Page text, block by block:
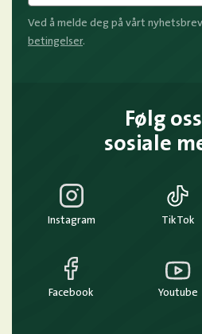
Ved å melde deg på vårt
betingelser.
Følg
sosiale
Instagram TikTok
Facebook Youtube